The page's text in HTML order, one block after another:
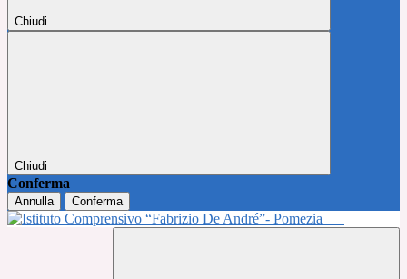
Chiudi
Chiudi
Conferma
Annulla Conferma